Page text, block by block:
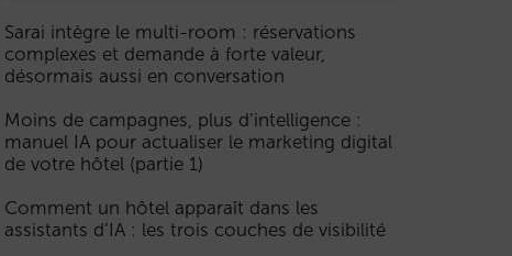
Sarai intègre le multi-room : réservations
complexes et demande à forte valeur,
désormais aussi en conversation
Moins de campagnes, plus d’intelligence :
manuel IA pour actualiser le marketing digital
de votre hôtel (partie 1)
Comment un hôtel apparaît dans les
assistants d’IA : les trois couches de visibilité